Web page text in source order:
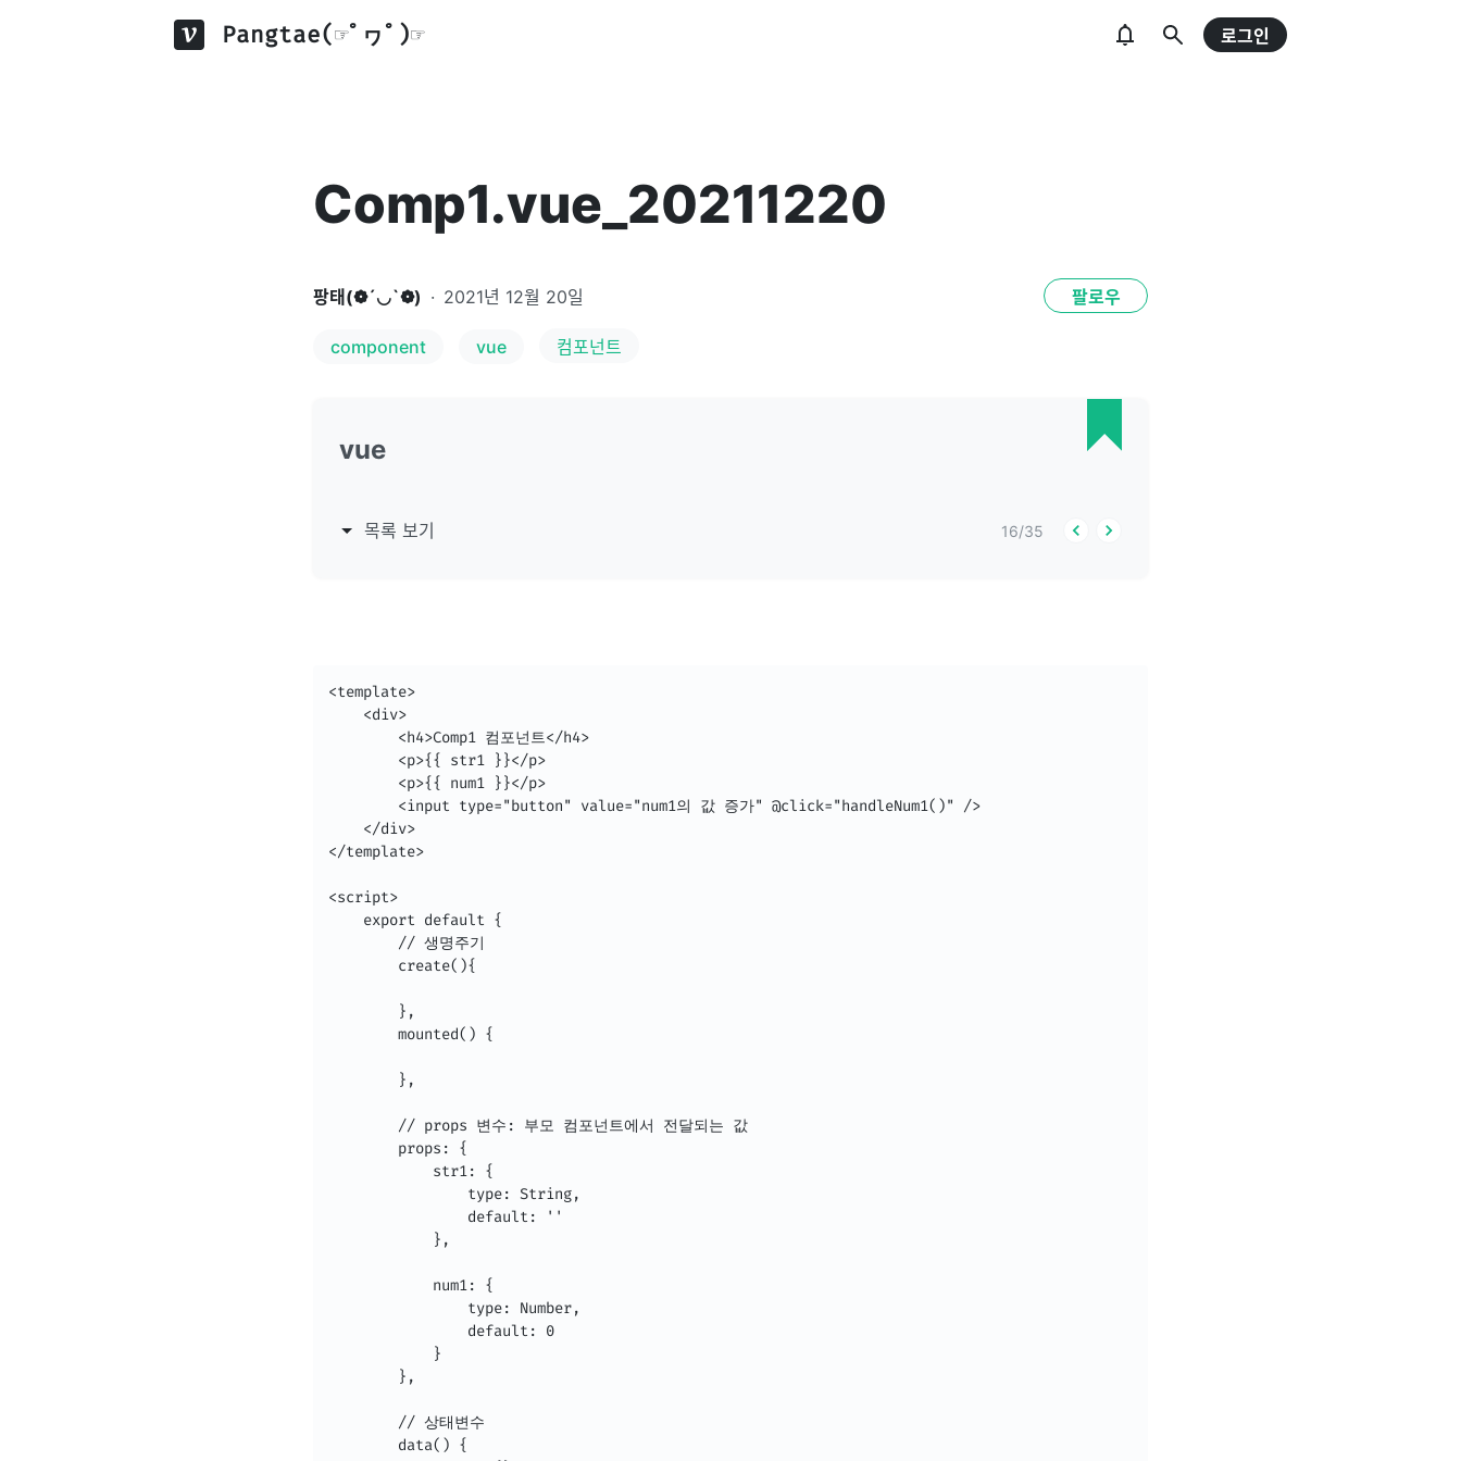
Pangtae(☞ﾟヮﾟ)☞ 로그인
Comp1.vue_20211220
팡태(❁´◡`❁) · 2021년 12월 20일 팔로우
component vue 컴포넌트
vue
목록 보기 16/35
<template>
    <div>
        <h4>Comp1 컴포넌트</h4>
        <p>{{ str1 }}</p>
        <p>{{ num1 }}</p>
        <input type="button" value="num1의 값 증가" @click="handleNum1()" />
    </div>
</template>
<script>
    export default {
        // 생명주기
        create(){
        },
        mounted() {
        },
        // props 변수: 부모 컴포넌트에서 전달되는 값
        props: {
            str1: {
                type: String,
                default: ''
            },
            num1: {
                type: Number,
                default: 0
            }
        },
        // 상태변수
        data() {